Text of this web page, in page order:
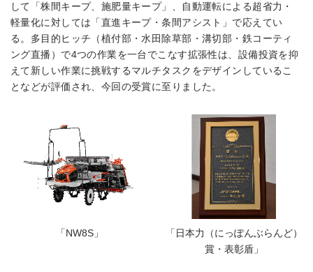
して「株間キープ、施肥量キープ」、自動運転による超省力・
軽量化に対しては「直進キープ・条間アシスト」で応えてい
る。多目的ヒッチ（植付部・水田除草部・溝切部・鉄コーティ
ング直播）で4つの作業を一台でこなす拡張性は、設備投資を抑
えて新しい作業に挑戦するマルチタスクをデザインしているこ
となどが評価され、今回の受賞に至りました。
「NW8S」
「日本力（にっぽんぶらんど）
賞・表彰盾」